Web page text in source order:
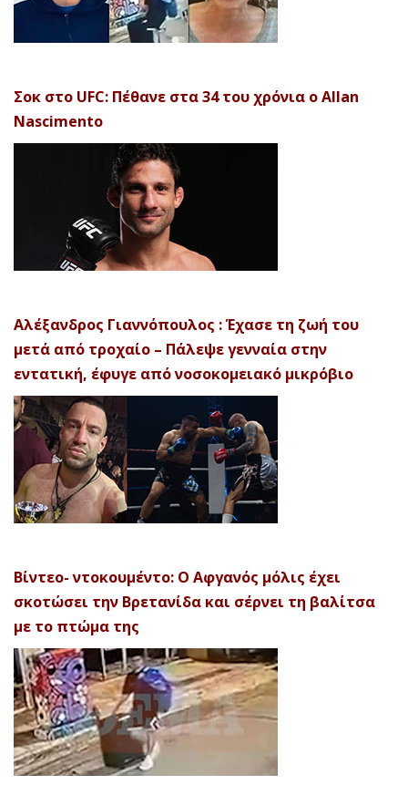
Σοκ στο UFC: Πέθανε στα 34 του χρόνια ο Allan
Nascimento
Αλέξανδρος Γιαννόπουλος : Έχασε τη ζωή του
μετά από τροχαίο – Πάλεψε γενναία στην
εντατική, έφυγε από νοσοκομειακό μικρόβιο
Βίντεο- ντοκουμέντο: Ο Αφγανός μόλις έχει
σκοτώσει την Βρετανίδα και σέρνει τη βαλίτσα
με το πτώμα της